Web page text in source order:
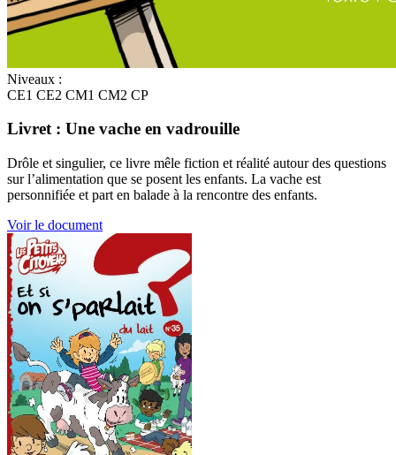
Niveaux :
CE1 CE2 CM1 CM2 CP
Livret : Une vache en vadrouille
Drôle et singulier, ce livre mêle fiction et réalité autour des questions
sur l’alimentation que se posent les enfants. La vache est
personnifiée et part en balade à la rencontre des enfants.
Voir le document